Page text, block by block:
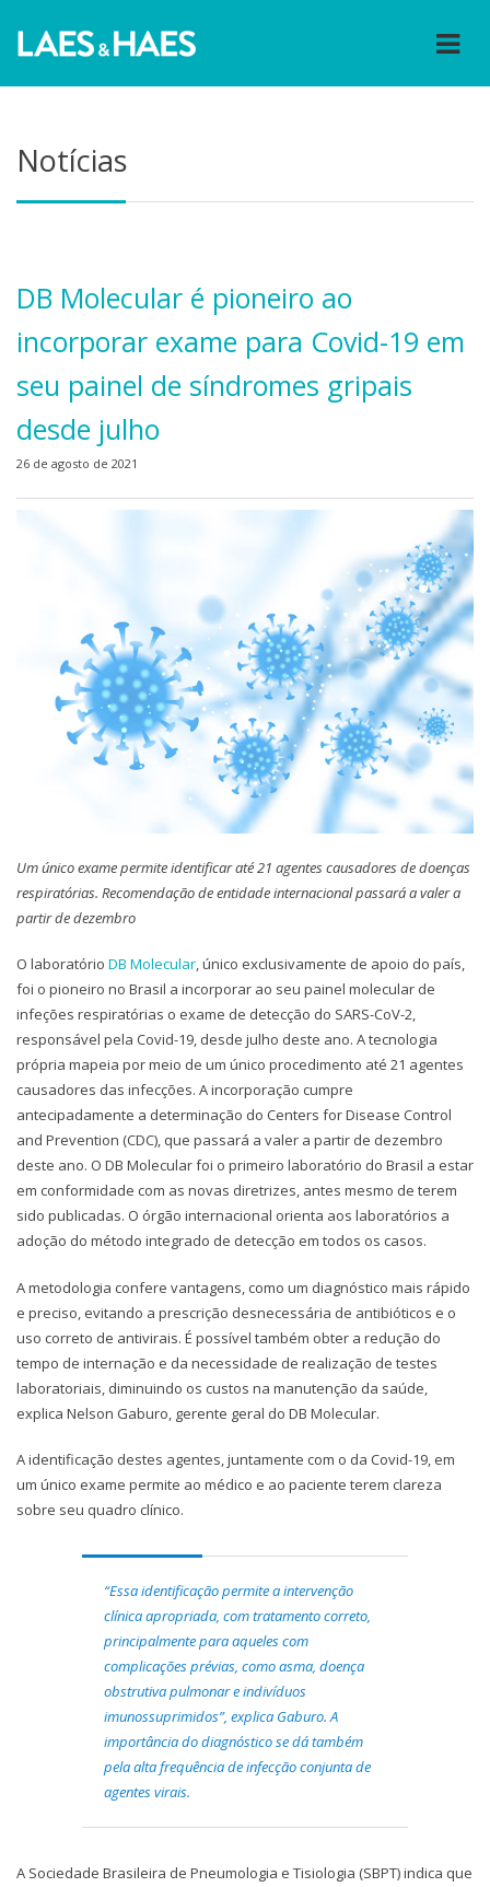
Notícias
DB Molecular é pioneiro ao
incorporar exame para Covid-19 em
seu painel de síndromes gripais
desde julho
26 de agosto de 2021
Um único exame permite identificar até 21 agentes causadores de doenças
respiratórias. Recomendação de entidade internacional passará a valer a
partir de dezembro
O laboratório DB Molecular, único exclusivamente de apoio do país,
foi o pioneiro no Brasil a incorporar ao seu painel molecular de
infeções respiratórias o exame de detecção do SARS-CoV-2,
responsável pela Covid-19, desde julho deste ano. A tecnologia
própria mapeia por meio de um único procedimento até 21 agentes
causadores das infecções. A incorporação cumpre
antecipadamente a determinação do Centers for Disease Control
and Prevention (CDC), que passará a valer a partir de dezembro
deste ano. O DB Molecular foi o primeiro laboratório do Brasil a estar
em conformidade com as novas diretrizes, antes mesmo de terem
sido publicadas. O órgão internacional orienta aos laboratórios a
adoção do método integrado de detecção em todos os casos.
A metodologia confere vantagens, como um diagnóstico mais rápido
e preciso, evitando a prescrição desnecessária de antibióticos e o
uso correto de antivirais. É possível também obter a redução do
tempo de internação e da necessidade de realização de testes
laboratoriais, diminuindo os custos na manutenção da saúde,
explica Nelson Gaburo, gerente geral do DB Molecular.
A identificação destes agentes, juntamente com o da Covid-19, em
um único exame permite ao médico e ao paciente terem clareza
sobre seu quadro clínico.
“Essa identificação permite a intervenção
clínica apropriada, com tratamento correto,
principalmente para aqueles com
complicações prévias, como asma, doença
obstrutiva pulmonar e indivíduos
imunossuprimidos”, explica Gaburo. A
importância do diagnóstico se dá também
pela alta frequência de infecção conjunta de
agentes virais.
A Sociedade Brasileira de Pneumologia e Tisiologia (SBPT) indica que